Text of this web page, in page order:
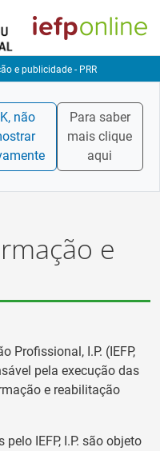
e publicidade - PRR
não
Para saber
mais clique
aqui
e
Profissional, I.P. (IEFP,
pela execução das
e reabilitação
IEFP, I.P. são objeto